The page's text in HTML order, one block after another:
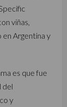
viñas,
en Argentina y
es que fue
del
y